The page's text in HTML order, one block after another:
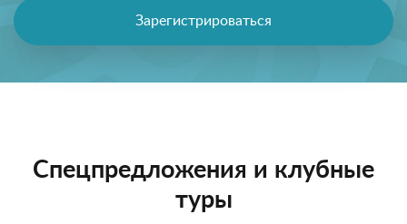
Зарегистрироваться
Спецпредложения и клубные
туры